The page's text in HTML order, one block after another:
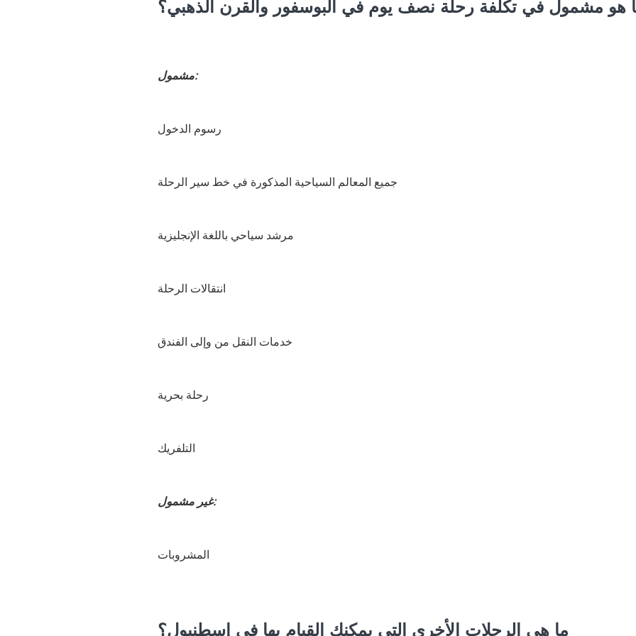
هو مشمول في تكلفة رحلة نصف يوم في البوسفور والقرن الذهبي؟
مشمول:
رسوم الدخول
جميع المعالم السياحية المذكورة في خط سير الرحلة
مرشد سياحي باللغة الإنجليزية
انتقالات الرحلة
خدمات النقل من وإلى الفندق
رحلة بحرية
التلفريك
غير مشمول:
المشروبات
ما هي الرحلات الأخرى التي يمكنك القيام بها في إسطنبول؟